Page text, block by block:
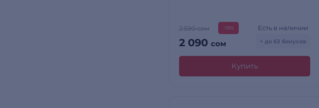
2 590 сом -19%
2 090 сом
Есть в наличии
+ до 63 бонусов
Купить